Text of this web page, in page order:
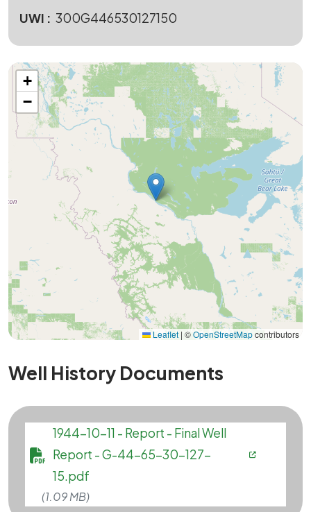
UWI 300G446530127150
+
−
Leaflet | ©OpenStreetMapcontributors
Well History Documents
File1944-10-11 - Report - Final Well
Report - G-44-65-30-127-
15.pdf
(1.09 MB)